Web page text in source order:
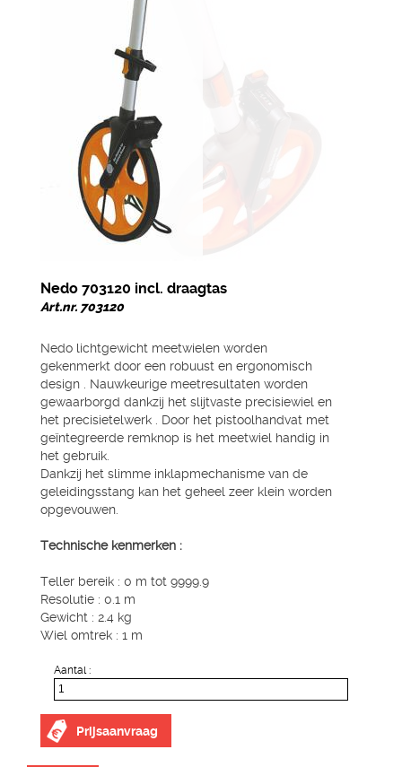
Nedo 703120 incl. draagtas
Art.nr. 703120
Nedo lichtgewicht meetwielen worden
gekenmerkt door een robuust en ergonomisch
design . Nauwkeurige meetresultaten worden
gewaarborgd dankzij het slijtvaste precisiewiel en
het precisietelwerk . Door het pistoolhandvat met
geïntegreerde remknop is het meetwiel handig in
het gebruik.
Dankzij het slimme inklapmechanisme van de
geleidingsstang kan het geheel zeer klein worden
opgevouwen.
Technische kenmerken :
Teller bereik : 0 m tot 9999.9
Resolutie : 0.1 m
Gewicht : 2.4 kg
Wiel omtrek : 1 m
Aantal :
Prijsaanvraag